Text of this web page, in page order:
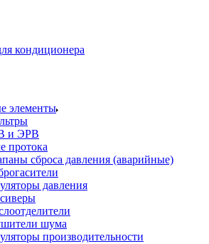
кондиционера
элементы
и ЭРВ
протока
сброса давления (аварийные)
давления
шума
производительности